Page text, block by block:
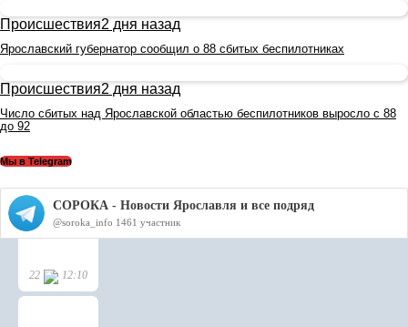
Происшествия2 дня назад
Ярославский губернатор сообщил о 88 сбитых беспилотниках
Происшествия2 дня назад
Число сбитых над Ярославской областью беспилотников выросло с 88
до 92
Мы в Telegram